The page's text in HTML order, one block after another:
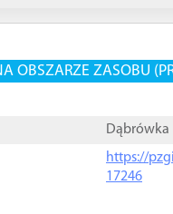
OBSZARZE ZASOBU
Dąbrówka
https://
17246